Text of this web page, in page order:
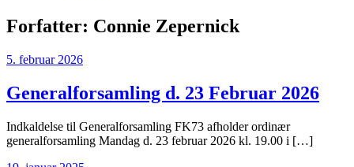
Forfatter: Connie Zepernick
5. februar 2026
Generalforsamling d. 23 Februar 2026
Indkaldelse til Generalforsamling FK73 afholder ordinær
generalforsamling Mandag d. 23 februar 2026 kl. 19.00 i […]